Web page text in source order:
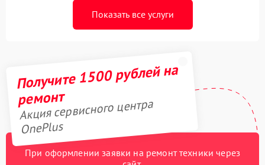
Показать все услуги
Получите 1500 рублей на
ремонт
Акция сервисного центра
OnePlus
При оформлении заявки на ремонт техники через